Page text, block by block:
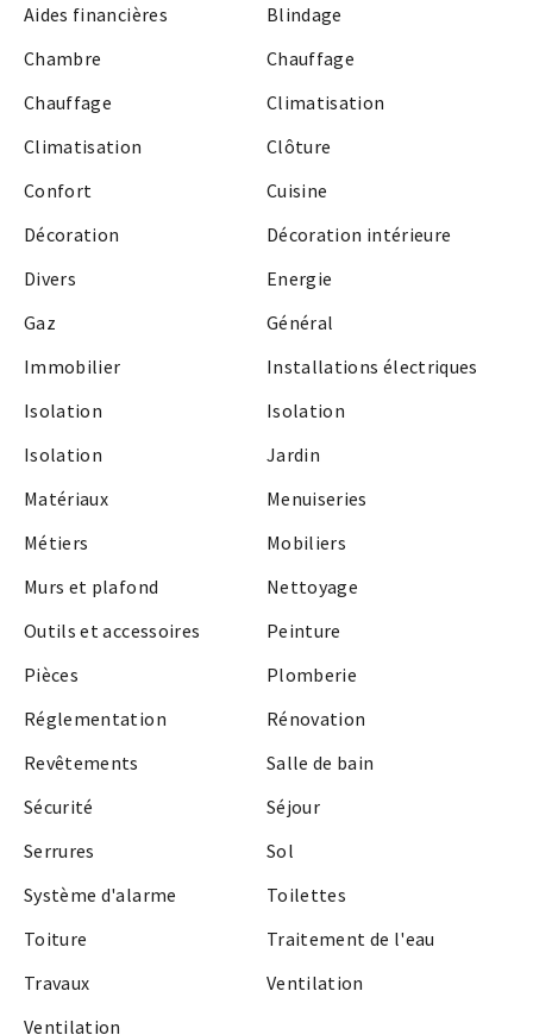
Aides financières
Blindage
Chambre
Chauffage
Chauffage
Climatisation
Climatisation
Clôture
Confort
Cuisine
Décoration
Décoration intérieure
Divers
Energie
Gaz
Général
Immobilier
Installations électriques
Isolation
Isolation
Isolation
Jardin
Matériaux
Menuiseries
Métiers
Mobiliers
Murs et plafond
Nettoyage
Outils et accessoires
Peinture
Pièces
Plomberie
Réglementation
Rénovation
Revêtements
Salle de bain
Sécurité
Séjour
Serrures
Sol
Système d'alarme
Toilettes
Toiture
Traitement de l'eau
Travaux
Ventilation
Ventilation